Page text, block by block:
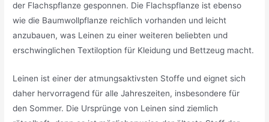
der Flachspflanze gesponnen. Die Flachspflanze ist ebenso
wie die Baumwollpflanze reichlich vorhanden und leicht
anzubauen, was Leinen zu einer weiteren beliebten und
erschwinglichen Textiloption für Kleidung und Bettzeug macht.
Leinen ist einer der atmungsaktivsten Stoffe und eignet sich
daher hervorragend für alle Jahreszeiten, insbesondere für
den Sommer. Die Ursprünge von Leinen sind ziemlich